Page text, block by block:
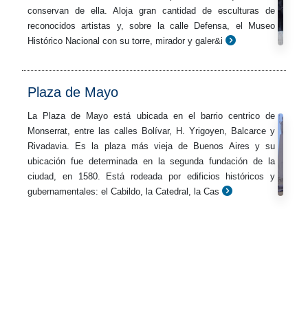
conservan de ella. Aloja gran cantidad de esculturas de
reconocidos artistas y, sobre la calle Defensa, el Museo
Histórico Nacional con su torre, mirador y galer&i
Plaza de Mayo
La Plaza de Mayo está ubicada en el barrio centrico de
Monserrat, entre las calles Bolívar, H. Yrigoyen, Balcarce y
Rivadavia. Es la plaza más vieja de Buenos Aires y su
ubicación fue determinada en la segunda fundación de la
ciudad, en 1580. Está rodeada por edificios históricos y
gubernamentales: el Cabildo, la Catedral, la Cas